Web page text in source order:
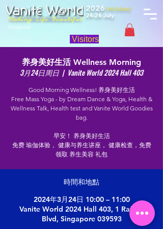
2026(4th Edition)
24-26 July
Singapore
Visitors
养身美好生活 Wellness Morning
3月24日周日
  |
Vanite World 2024 Hall 403
Good Morning Wellness! 养身美好生活
Free Mass Yoga - by Dream Dance & Yoga, Health &
Wellness Talk, Health test and Vanite World Goodies
bag.
早安！ 养身美好生活
免费 瑜伽体验， 健康与养生讲座， 健康检查，免费
领取 养生美容 礼包
時間和地點
2024年3月24日 10:00 – 11:00
Vanite World 2024 Hall 403, 1 Raffles
Blvd, Singapore 039593